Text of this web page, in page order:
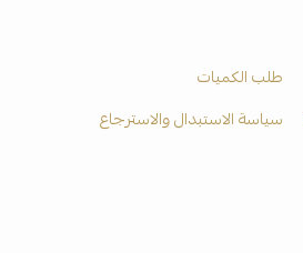
طلب الكميات
سياسة الاستبدال والاسترجاع